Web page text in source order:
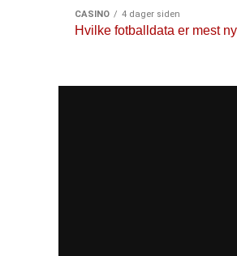
CASINO 4 dager siden
Hvilke fotballdata er mest